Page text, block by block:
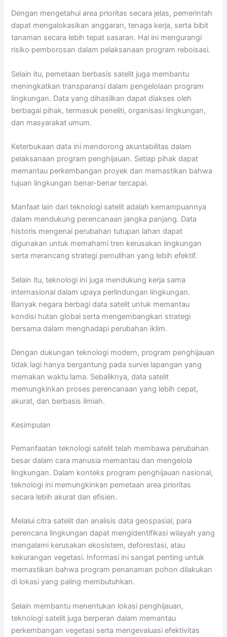
Dengan mengetahui area prioritas secara jelas, pemerintah
dapat mengalokasikan anggaran, tenaga kerja, serta bibit
tanaman secara lebih tepat sasaran. Hal ini mengurangi
risiko pemborosan dalam pelaksanaan program reboisasi.
Selain itu, pemetaan berbasis satelit juga membantu
meningkatkan transparansi dalam pengelolaan program
lingkungan. Data yang dihasilkan dapat diakses oleh
berbagai pihak, termasuk peneliti, organisasi lingkungan,
dan masyarakat umum.
Keterbukaan data ini mendorong akuntabilitas dalam
pelaksanaan program penghijauan. Setiap pihak dapat
memantau perkembangan proyek dan memastikan bahwa
tujuan lingkungan benar-benar tercapai.
Manfaat lain dari teknologi satelit adalah kemampuannya
dalam mendukung perencanaan jangka panjang. Data
historis mengenai perubahan tutupan lahan dapat
digunakan untuk memahami tren kerusakan lingkungan
serta merancang strategi pemulihan yang lebih efektif.
Selain itu, teknologi ini juga mendukung kerja sama
internasional dalam upaya perlindungan lingkungan.
Banyak negara berbagi data satelit untuk memantau
kondisi hutan global serta mengembangkan strategi
bersama dalam menghadapi perubahan iklim.
Dengan dukungan teknologi modern, program penghijauan
tidak lagi hanya bergantung pada survei lapangan yang
memakan waktu lama. Sebaliknya, data satelit
memungkinkan proses perencanaan yang lebih cepat,
akurat, dan berbasis ilmiah.
Kesimpulan
Pemanfaatan teknologi satelit telah membawa perubahan
besar dalam cara manusia memantau dan mengelola
lingkungan. Dalam konteks program penghijauan nasional,
teknologi ini memungkinkan pemetaan area prioritas
secara lebih akurat dan efisien.
Melalui citra satelit dan analisis data geospasial, para
perencana lingkungan dapat mengidentifikasi wilayah yang
mengalami kerusakan ekosistem, deforestasi, atau
kekurangan vegetasi. Informasi ini sangat penting untuk
memastikan bahwa program penanaman pohon dilakukan
di lokasi yang paling membutuhkan.
Selain membantu menentukan lokasi penghijauan,
teknologi satelit juga berperan dalam memantau
perkembangan vegetasi serta mengevaluasi efektivitas